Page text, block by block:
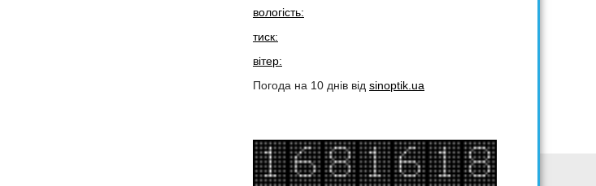
вологість:
тиск:
вітер:
Погода на 10 днів від sinoptik.ua